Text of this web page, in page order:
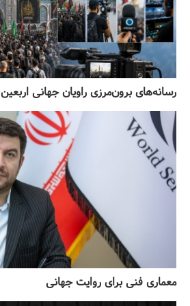
رسانه‌های برون‌مرزی راویان جهانی اربعین
معماری فنی برای روایت جهانی